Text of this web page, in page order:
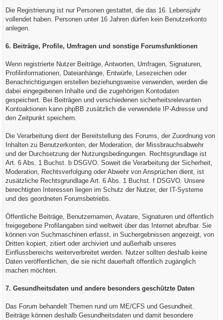
Die Registrierung ist nur Personen gestattet, die das 16. Lebensjahr
vollendet haben. Personen unter 16 Jahren dürfen kein Benutzerkonto
anlegen.
6. Beiträge, Profile, Umfragen und sonstige Forumsfunktionen
Wenn registrierte Nutzer Beiträge, Antworten, Umfragen, Signaturen,
Profilinformationen, Dateianhänge, Entwürfe, Lesezeichen oder
Benachrichtigungen erstellen beziehungsweise verwenden, werden die
dabei eingegebenen Inhalte und die zugehörigen Kontodaten
gespeichert. Bei Beiträgen und verschiedenen sicherheitsrelevanten
Kontoaktionen kann phpBB zusätzlich die verwendete IP-Adresse und
den Zeitpunkt speichern.
Die Verarbeitung dient der Bereitstellung des Forums, der Zuordnung von
Inhalten zu Benutzerkonten, der Moderation, der Missbrauchsabwehr
und der Durchsetzung der Nutzungsbedingungen. Rechtsgrundlage ist
Art. 6 Abs. 1 Buchst. b DSGVO. Soweit die Verarbeitung der Sicherheit,
Moderation, Rechtsverfolgung oder Abwehr von Ansprüchen dient, ist
zusätzliche Rechtsgrundlage Art. 6 Abs. 1 Buchst. f DSGVO. Unsere
berechtigten Interessen liegen im Schutz der Nutzer, der IT-Systeme
und des geordneten Forumsbetriebs.
Öffentliche Beiträge, Benutzernamen, Avatare, Signaturen und öffentlich
freigegebene Profilangaben sind weltweit über das Internet abrufbar. Sie
können von Suchmaschinen erfasst, in Suchergebnissen angezeigt, von
Dritten kopiert, zitiert oder archiviert und außerhalb unseres
Einflussbereichs weiterverbreitet werden. Nutzer sollten deshalb keine
Daten veröffentlichen, die sie nicht dauerhaft öffentlich zugänglich
machen möchten.
7. Gesundheitsdaten und andere besonders geschützte Daten
Das Forum behandelt Themen rund um ME/CFS und Gesundheit.
Beiträge können deshalb Gesundheitsdaten und damit besondere